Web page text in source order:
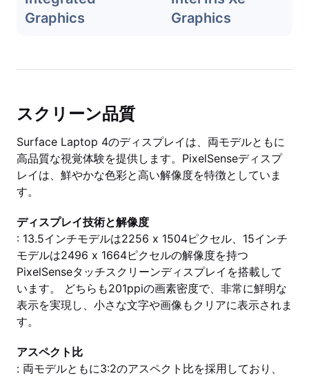
Graphics
Graphics
スクリーン品質
Surface Laptop 4のディスプレイは、両モデルともに
高品質な視覚体験を提供します。PixelSenseディスプ
レイは、鮮やかな色彩と高い解像度を特徴としていま
す。
ディスプレイ技術と解像度
: 13.5インチモデルは2256 x 1504ピクセル、15インチ
モデルは2496 x 1664ピクセルの解像度を持つ
PixelSenseタッチスクリーンディスプレイを搭載して
います。 どちらも201ppiの画素密度で、非常に鮮明な
表示を実現し、小さな文字や画像もクリアに表示されま
す。
アスペクト比
: 両モデルともに3:2のアスペクト比を採用しており、